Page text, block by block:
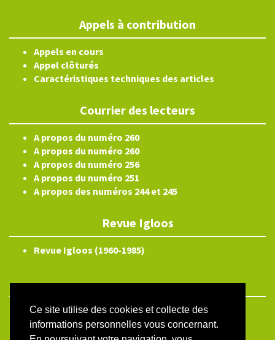
Ce site utilise des cookies et collecte des
informations personnelles vous concernant.
Appels à contribution
Appels en cours
Appel clôturés
Caractéristiques techniques des articles
Courrier des lecteurs
A propos du numéro 260
A propos du numéro 260
A propos du numéro 256
A propos du numéro 251
A propos des numéros 244 et 245
Revue Igloos
Revue Igloos (1960-1985)
ISSN électronique 2804-3359
Plan du site